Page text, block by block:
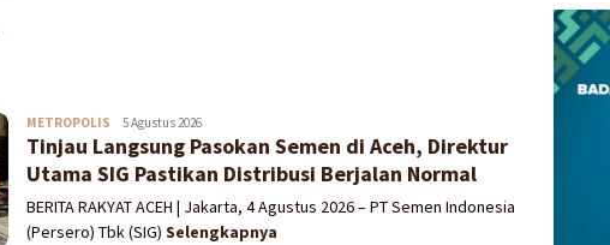
METROPOLIS Redaksi
5 Agustus 2026
Tinjau Langsung Pasokan Semen di Aceh, Direktur
Utama SIG Pastikan Distribusi Berjalan Normal
BERITA RAKYAT ACEH | Jakarta, 4 Agustus 2026 – PT Semen Indonesia
(Persero) Tbk (SIG) Selengkapnya